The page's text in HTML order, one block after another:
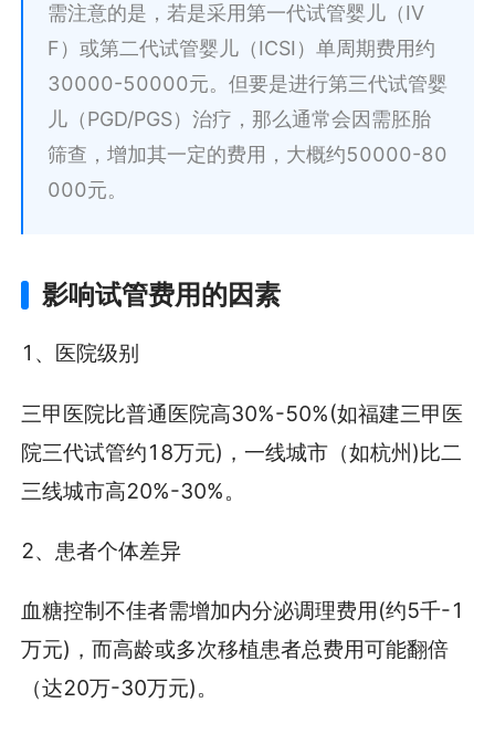
需注意的是，若是采用第一代试管婴儿（IV
F）或第二代试管婴儿（ICSI）单周期费用约
30000-50000元。但要是进行第三代试管婴
儿（PGD/PGS）治疗，那么通常会因需胚胎
筛查，增加其一定的费用，大概约50000-80
000元。
影响试管费用的因素
1、医院级别
三甲医院比普通医院高30%-50%(如福建三甲医
院三代试管约18万元)，一线城市（如杭州)比二
三线城市高20%-30%。
2、患者个体差异
血糖控制不佳者需增加内分泌调理费用(约5千-1
万元)，而高龄或多次移植患者总费用可能翻倍
（达20万-30万元)。